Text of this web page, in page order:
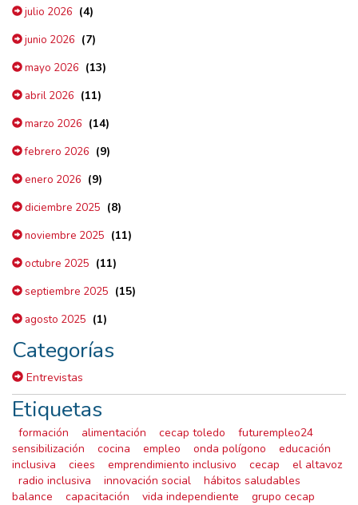
julio 2026 (4)
junio 2026 (7)
mayo 2026 (13)
abril 2026 (11)
marzo 2026 (14)
febrero 2026 (9)
enero 2026 (9)
diciembre 2025 (8)
noviembre 2025 (11)
octubre 2025 (11)
septiembre 2025 (15)
agosto 2025 (1)
Categorías
Entrevistas
Etiquetas
formación alimentación cecap toledo
futurempleo24
sensibilización
cocina empleo onda polígono
educación
inclusiva
ciees emprendimiento inclusivo cecap
el altavoz
radio inclusiva
innovación social
hábitos saludables
balance
capacitación vida independiente grupo cecap